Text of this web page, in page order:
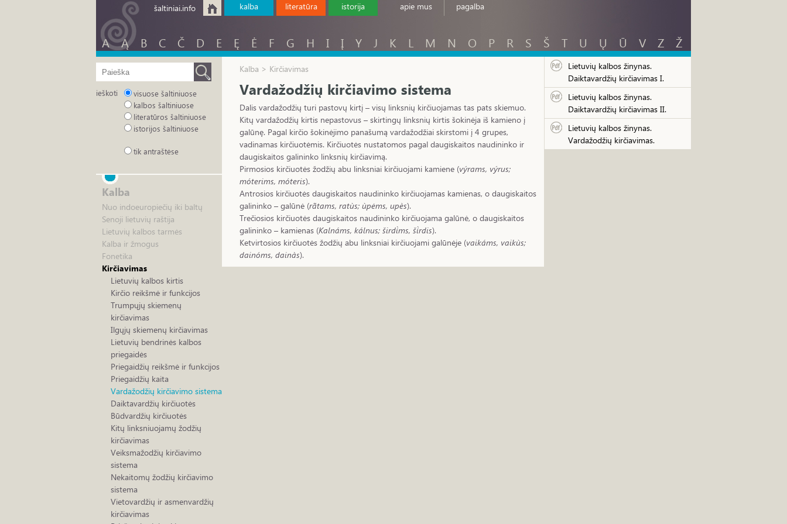
šaltiniai.info kalba literatūra istorija apie mus pagalba
A Ą B C Č D E Ę Ė F G H I Į Y J K L M N O P R S Š T U Ų Ū V Z Ž
ieškoti
visuose šaltiniuose
kalbos šaltiniuose
literatūros šaltiniuose
istorijos šaltiniuose
tik antraštėse
Kalba
Nuo indoeuropiečių iki baltų
Senoji lietuvių raštija
Lietuvių kalbos tarmės
Kalba ir žmogus
Fonetika
Kirčiavimas
Lietuvių kalbos kirtis
Kirčio reikšmė ir funkcijos
Trumpųjų skiemenų
kirčiavimas
Ilgųjų skiemenų kirčiavimas
Lietuvių bendrinės kalbos
priegaidės
Priegaidžių reikšmė ir funkcijos
Priegaidžių kaita
Vardažodžių kirčiavimo sistema
Daiktavardžių kirčiuotės
Būdvardžių kirčiuotės
Kitų linksniuojamų žodžių
kirčiavimas
Veiksmažodžių kirčiavimo
sistema
Nekaitomų žodžių kirčiavimo
sistema
Vietovardžių ir asmenvardžių
kirčiavimas
Kalba > Kirčiavimas
Vardažodžių kirčiavimo sistema
Dalis vardažodžių turi pastovų kirtį – visų linksnių kirčiuojamas tas pats skiemuo.
Kitų vardažodžių kirtis nepastovus – skirtingų linksnių kirtis šokinėja iš kamieno į
galūnę. Pagal kirčio šokinėjimo panašumą vardažodžiai skirstomi į 4 grupes,
vadinamas kirčiuotėmis. Kirčiuotės nustatomos pagal daugiskaitos naudininko ir
daugiskaitos galininko linksnių kirčiavimą.
Pirmosios kirčiuotės žodžių abu linksniai kirčiuojami kamiene (výrams, výrus;
móterims, móteris).
Antrosios kirčiuotės daugiskaitos naudininko kirčiuojamas kamienas, o daugiskaitos
galininko – galūnė (rãtams, ratùs; ùpėms, upès).
Trečiosios kirčiuotės daugiskaitos naudininko kirčiuojama galūnė, o daugiskaitos
galininko – kamienas (Kalnáms, kálnus; širdi̇̀ms, ši̇̀rdis).
Ketvirtosios kirčiuotės žodžių abu linksniai kirčiuojami galūnėje (vaikáms, vaikùs;
dainóms, dainàs).
Lietuvių kalbos žinynas.
Daiktavardžių kirčiavimas I.
Lietuvių kalbos žinynas.
Daiktavardžių kirčiavimas II.
Lietuvių kalbos žinynas.
Vardažodžių kirčiavimas.